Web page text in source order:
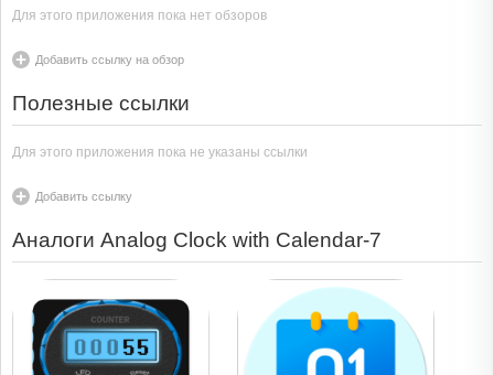
Для этого приложения пока нет обзоров
Добавить ссылку на обзор
Полезные ссылки
Для этого приложения пока не указаны ссылки
Добавить ссылку
Аналоги Analog Clock with Calendar-7